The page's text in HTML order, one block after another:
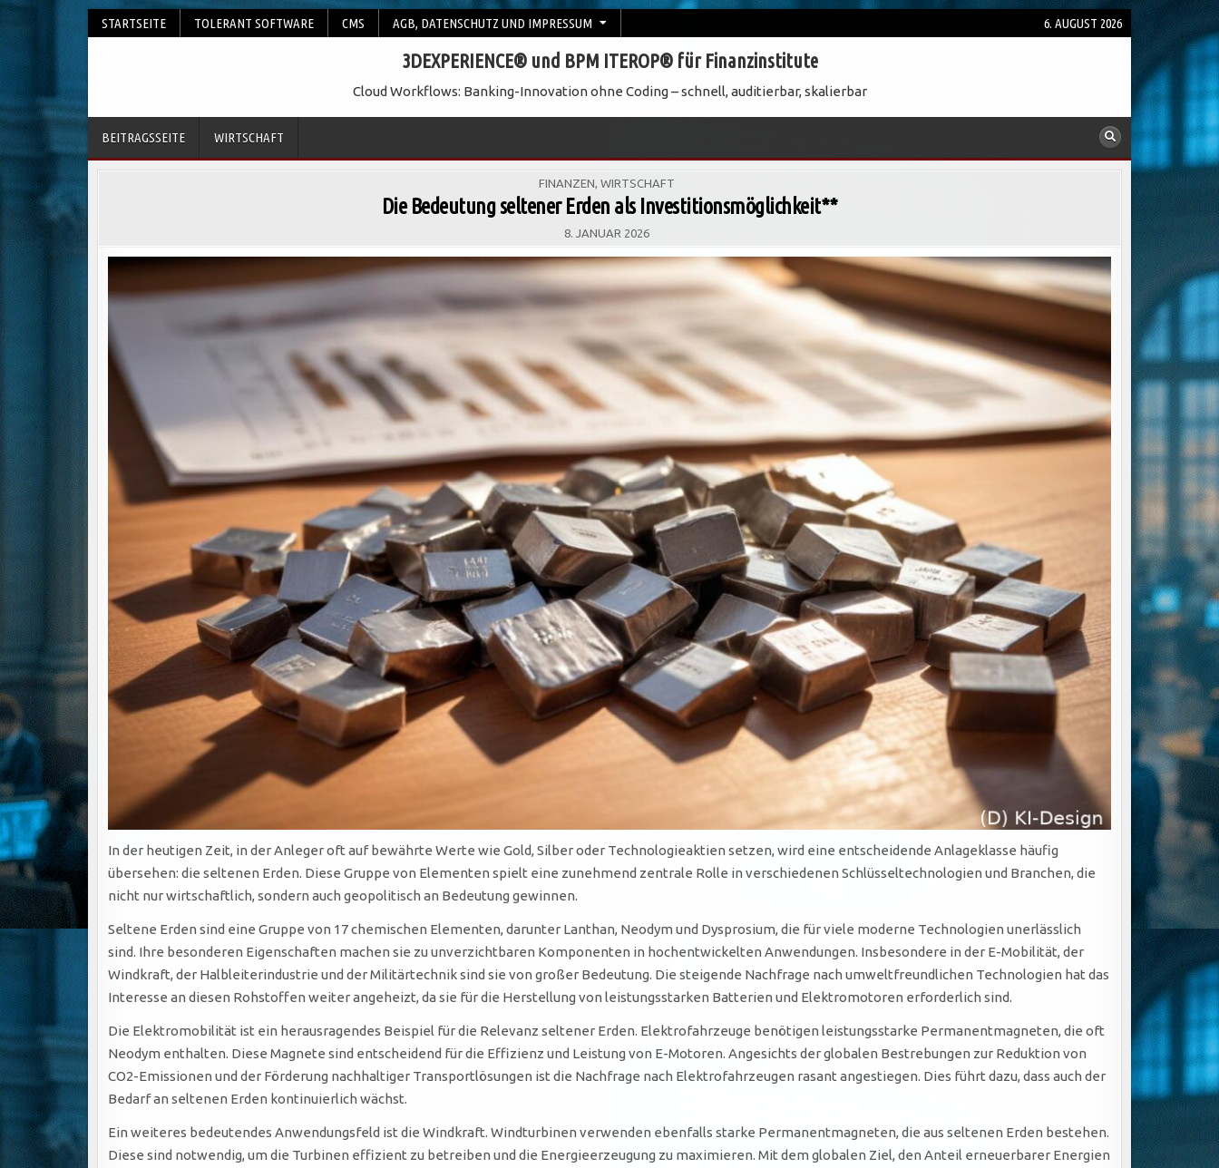
STARTSEITE TOLERANT SOFTWARE CMS AGB, DATENSCHUTZ UND IMPRESSUM 6. AUGUST 2026
3DEXPERIENCE® und BPM ITEROP® für Finanzinstitute
Cloud Workflows: Banking-Innovation ohne Coding – schnell, auditierbar, skalierbar
BEITRAGSSEITE WIRTSCHAFT
POSTED
FINANZEN WIRTSCHAFT
Die Bedeutung seltener Erden als Investitionsmöglichkeit**
8. JANUAR 2026
In der heutigen Zeit, in der Anleger oft auf bewährte Werte wie Gold, Silber oder Technologieaktien setzen, wird eine entscheidende Anlageklasse häufig
übersehen: die seltenen Erden. Diese Gruppe von Elementen spielt eine zunehmend zentrale Rolle in verschiedenen Schlüsseltechnologien und Branchen, die
nicht nur wirtschaftlich, sondern auch geopolitisch an Bedeutung gewinnen.
Seltene Erden sind eine Gruppe von 17 chemischen Elementen, darunter Lanthan, Neodym und Dysprosium, die für viele moderne Technologien unerlässlich
sind. Ihre besonderen Eigenschaften machen sie zu unverzichtbaren Komponenten in hochentwickelten Anwendungen. Insbesondere in der E-Mobilität, der
Windkraft, der Halbleiterindustrie und der Militärtechnik sind sie von großer Bedeutung. Die steigende Nachfrage nach umweltfreundlichen Technologien hat das
Interesse an diesen Rohstoffen weiter angeheizt, da sie für die Herstellung von leistungsstarken Batterien und Elektromotoren erforderlich sind.
Die Elektromobilität ist ein herausragendes Beispiel für die Relevanz seltener Erden. Elektrofahrzeuge benötigen leistungsstarke Permanentmagneten, die oft
Neodym enthalten. Diese Magnete sind entscheidend für die Effizienz und Leistung von E-Motoren. Angesichts der globalen Bestrebungen zur Reduktion von
CO2-Emissionen und der Förderung nachhaltiger Transportlösungen ist die Nachfrage nach Elektrofahrzeugen rasant angestiegen. Dies führt dazu, dass auch der
Bedarf an seltenen Erden kontinuierlich wächst.
Ein weiteres bedeutendes Anwendungsfeld ist die Windkraft. Windturbinen verwenden ebenfalls starke Permanentmagneten, die aus seltenen Erden bestehen.
Diese sind notwendig, um die Turbinen effizient zu betreiben und die Energieerzeugung zu maximieren. Mit dem globalen Ziel, den Anteil erneuerbarer Energien